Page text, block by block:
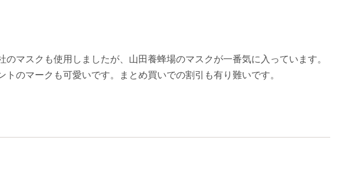
マスクも使用しましたが、山田養蜂場のマスクが一番気に入っています。
のマークも可愛いです。まとめ買いでの割引も有り難いです。